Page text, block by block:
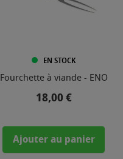
EN STOCK
Fourchette à viande - ENO
Prix
18,00 €
Ajouter au panier